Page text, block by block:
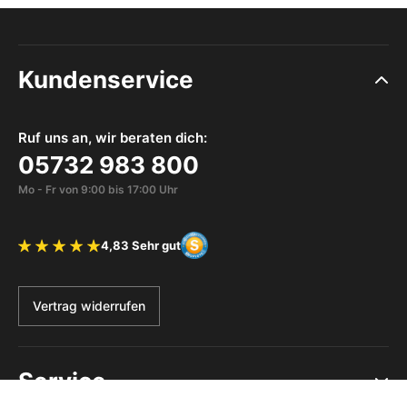
Kundenservice
Ruf uns an, wir beraten dich:
05732 983 800
Mo - Fr von 9:00 bis 17:00 Uhr
Bewertung 4.83 von 5 Sternen
4,83 Sehr gut
Vertrag widerrufen
Service